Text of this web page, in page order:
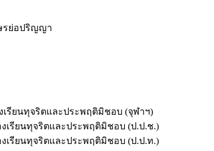
ย่อปริญญา
เรียนทุจริตและประพฤติมิชอบ (จุฬาฯ)
งเรียนทุจริตและประพฤติมิชอบ (ป.ป.ช.)
งเรียนทุจริตและประพฤติมิชอบ (ป.ป.ท.)